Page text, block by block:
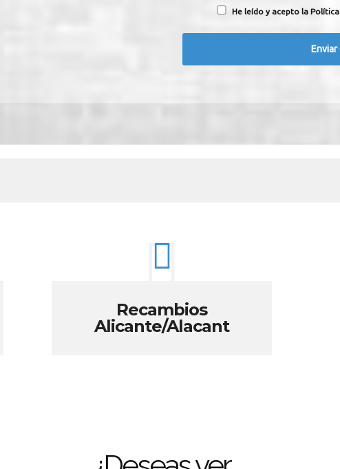
He leído y acepto la Política
Recambios
Alicante/Alacant